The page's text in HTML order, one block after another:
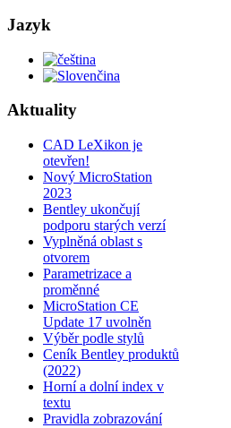
Jazyk
Aktuality
CAD LeXikon je
otevřen!
Nový MicroStation
2023
Bentley ukončují
podporu starých verzí
Vyplněná oblast s
otvorem
Parametrizace a
proměnné
MicroStation CE
Update 17 uvolněn
Výběr podle stylů
Ceník Bentley produktů
(2022)
Horní a dolní index v
textu
Pravidla zobrazování